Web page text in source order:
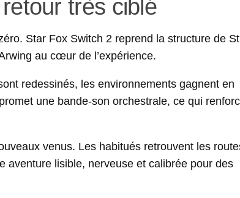
très ciblé
Star Fox Switch 2 reprend la structure de
au cœur de l’expérience.
redessinés, les environnements gagnent en
une bande-son orchestrale, ce qui
venus. Les habitués retrouvent les
aventure lisible, nerveuse et calibrée pour des